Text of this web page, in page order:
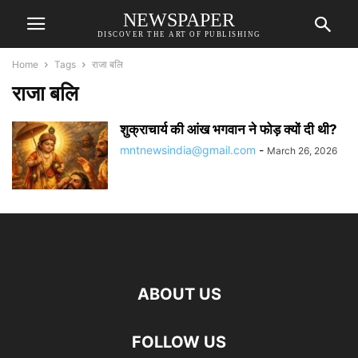
NEWSPAPER
DISCOVER THE ART OF PUBLISHING
Home Tags राजा बलि
राजा बलि
शुक्राचार्य की आंख भगवान ने फोड़ क्यों दी थी?
mntnewsindia@gmail.com - March 26, 2026
ABOUT US
FOLLOW US